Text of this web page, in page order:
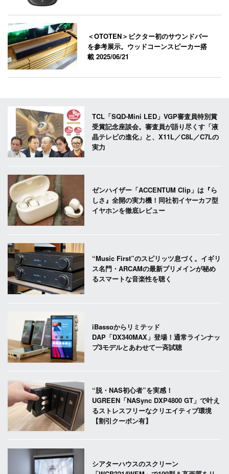
＜OTOTEN＞ビクター初のサウンドバー
を参考展示。ウッドコーンスピーカー搭
載2025/06/21
TCL「SQD-Mini LED」VGP審査員特別賞
受賞記念座談会。審査員が語り尽くす「液
晶テレビの進化」と、X11L／C8L／C7Lの
実力
ゼンハイザー「ACCENTUM Clip」は『ら
しさ』全開の実力機！同社初イヤーカフ型
イヤホンを徹底レビュー
“Music First”のスピリッツ息づく。イギリ
ス名門・ARCAMの最新プリメインが秘め
るスマートな音楽性を聴く
iBassoからリミテッド
DAP「DX340MAX」登場！通常ラインナッ
プ3モデルとあわせて一斉試聴
“脱・NAS初心者”を実感！
UGREEN「NASync DXP4800 GT」で叶え
るストレスフリーなクリエイティブ環境
【割引クーポン有】
シアターハウスのスクリーン